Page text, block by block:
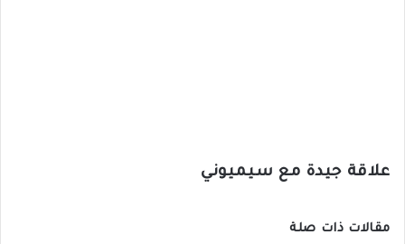
علاقة جيدة مع سيميوني
مقالات ذات صلة